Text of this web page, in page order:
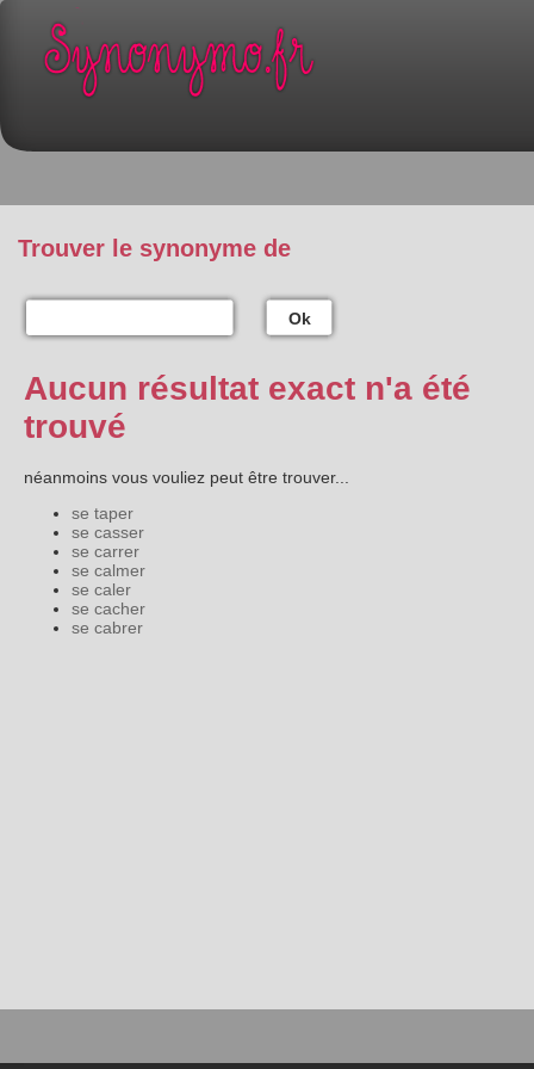
Trouver le synonyme de
Ok
Aucun résultat exact n'a été
trouvé
néanmoins vous vouliez peut être trouver...
se taper
se casser
se carrer
se calmer
se caler
se cacher
se cabrer